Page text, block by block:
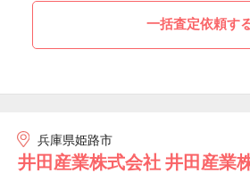
一括査定依頼す
兵庫県姫路市
井田産業株式会社 井田産業